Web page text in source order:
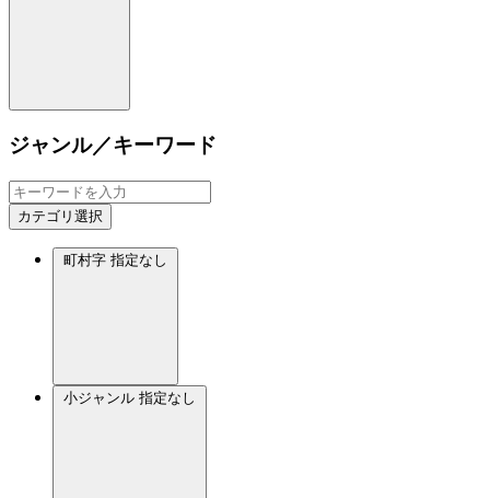
ジャンル／キーワード
カテゴリ選択
町村字 指定なし
小ジャンル 指定なし